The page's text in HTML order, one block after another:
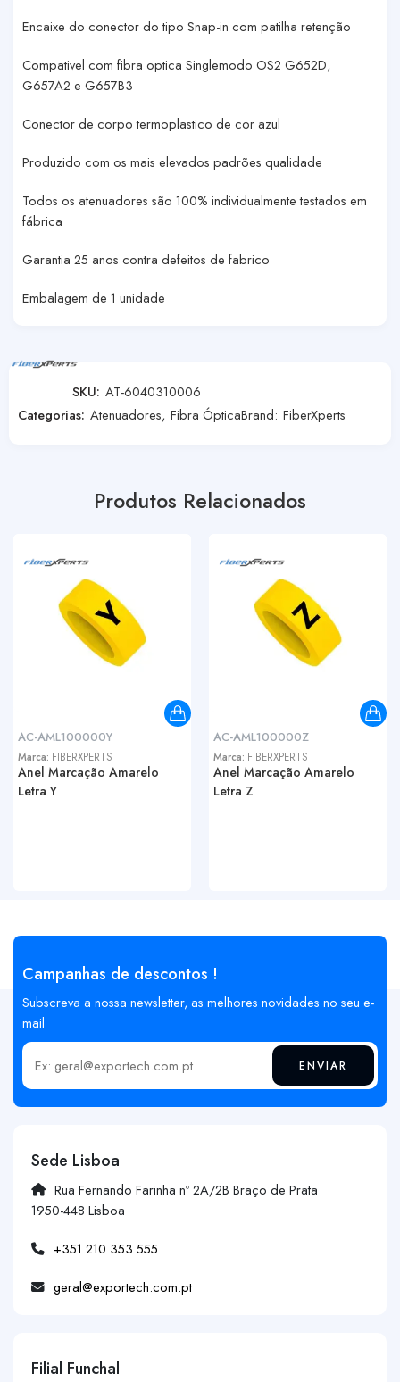
Encaixe do conector do tipo Snap-in com patilha retenção
Compativel com fibra optica Singlemodo OS2 G652D,
G657A2 e G657B3
Conector de corpo termoplastico de cor azul
Produzido com os mais elevados padrões qualidade
Todos os atenuadores são 100% individualmente testados em
fábrica
Garantia 25 anos contra defeitos de fabrico
Embalagem de 1 unidade
SKU: AT-6040310006
Categorias: Atenuadores, Fibra ÓpticaBrand: FiberXperts
Produtos Relacionados
AC-AML100000Y
Marca: FIBERXPERTS
Anel Marcação Amarelo
Letra Y
AC-AML100000Z
Marca: FIBERXPERTS
Anel Marcação Amarelo
Letra Z
Campanhas de descontos !
Subscreva a nossa newsletter, as melhores novidades no seu e-
mail
Insira o seu email ENVIAR
Sede Lisboa
Rua Fernando Farinha nº 2A/2B Braço de Prata
1950-448 Lisboa
+351 210 353 555
geral@exportech.com.pt
Filial Funchal